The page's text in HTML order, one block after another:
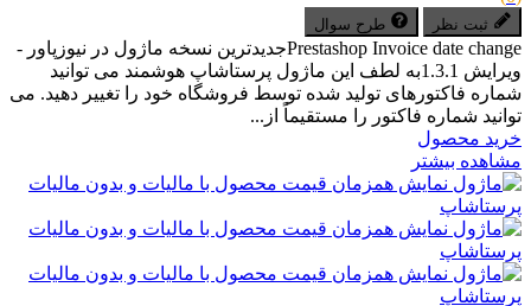
ثبت نظر طرح سوال
Prestashop Invoice date changeجدیدترین نسخه ماژول در نیوزپاور -
ویرایش 1.3.1به لطف این ماژول پرستاشاپ هوشمند می توانید
شماره فاکتورهای تولید شده توسط فروشگاه خود را تغییر دهید. می
توانید شماره فاکتور را مستقیماً از...
خرید محصول
مشاهده بیشتر